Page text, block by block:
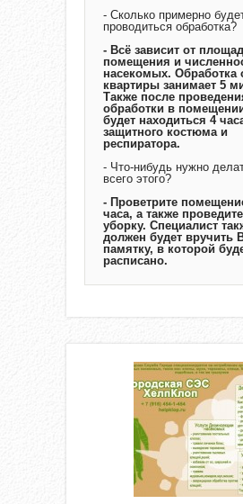
- Сколько примерно
проводиться обработка?
- Всё зависит от
помещения и
насекомых. Обработка
квартиры занимает 5
Также после
обработки в
будет находиться 4
защитного костюма и
респиратора.
- Что-нибудь нужно
всего этого?
- Проветрите
часа, а также
уборку. Специалист
должен будет вручить
памятку, в которой
расписано.